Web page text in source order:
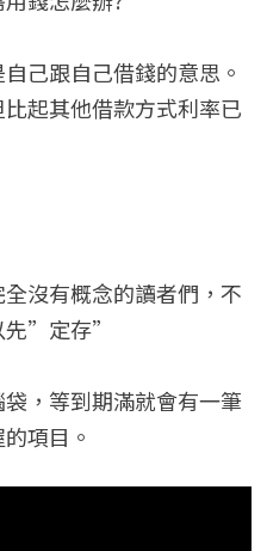
己跟自己借錢的意思。
起其他借款方式利率已
沒有概念的讀者們，不
先”定存”
，等到期滿就會有一筆
項目。